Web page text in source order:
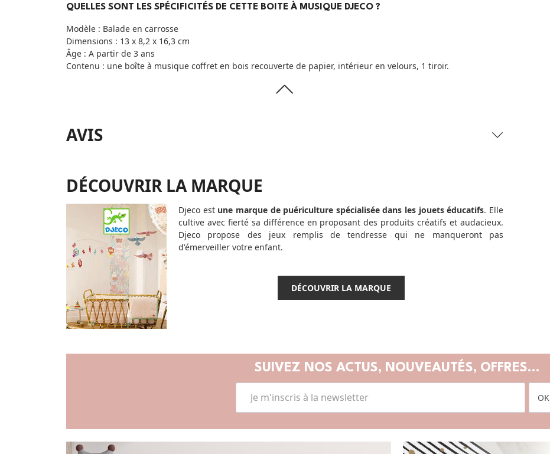
QUELLES SONT LES SPÉCIFICITÉS DE CETTE BOITE À MUSIQUE DJECO ?
Modèle : Balade en carrosse
Dimensions : 13 x 8,2 x 16,3 cm
Âge : A partir de 3 ans
Contenu : une boîte à musique coffret en bois recouverte de papier, intérieur en velours, 1 tiroir.
AVIS
DÉCOUVRIR LA MARQUE
Djeco est une marque de puériculture spécialisée dans les jouets éducatifs. Elle
cultive avec fierté sa différence en proposant des produits créatifs et audacieux.
Djeco propose des jeux remplis de tendresse qui ne manqueront pas
d'émerveiller votre enfant.
DÉCOUVRIR LA MARQUE
SUIVEZ NOS ACTUS, NOUVEAUTÉS, OFFRES...
OK